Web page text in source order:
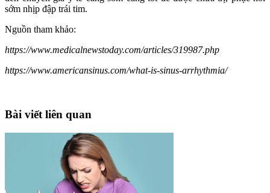
sớm nhịp đập trái tim.
Nguồn tham khảo:
https://www.medicalnewstoday.com/articles/319987.php
https://www.americansinus.com/what-is-sinus-arrhythmia/
Bài viết liên quan